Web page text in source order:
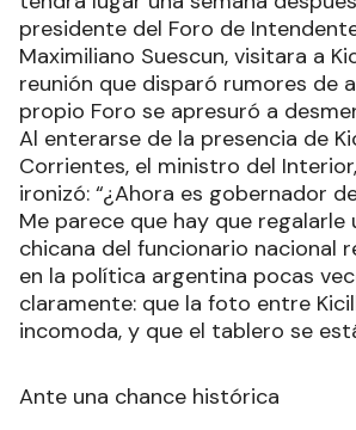
presidente del Foro de
Maximiliano Suescun, visitara a
reunión que disparó rumores de
propio Foro se apresuró a
Al enterarse de la presencia de
Corrientes, el ministro del
ironizó: “¿Ahora es gobernador
Me parece que hay que regalarle
chicana del funcionario nacional
en la política argentina pocas
claramente: que la foto entre
incomoda, y que el tablero se
Ante una chance histórica